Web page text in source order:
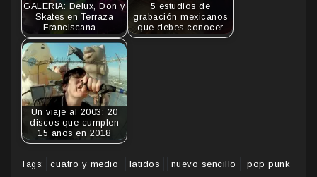
GALERIA: Delux, Don y
Skates en Terraza
Franciscana…
5 estudios de
grabación mexicanos
que debes conocer
Un viaje al 2003: 20
discos que cumplen
15 años en 2018
Tags: cuatro y medio latidos nuevo sencillo pop punk